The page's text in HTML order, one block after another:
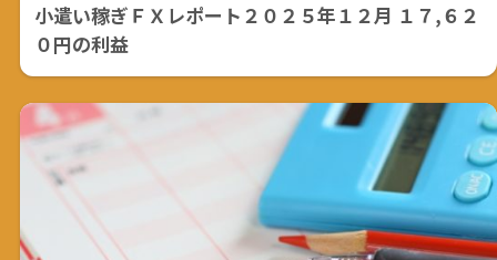
小遣い稼ぎＦＸレポート２０２５年１２月 １７,６２
０円の利益